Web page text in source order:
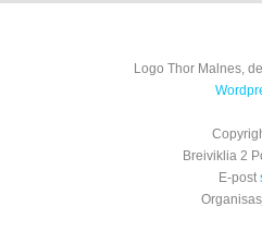
Logo Thor Malnes,
Breiviklia 2
E-post